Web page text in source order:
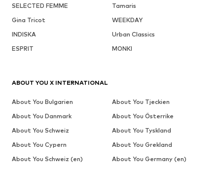
SELECTED FEMME
Tamaris
Gina Tricot
WEEKDAY
INDISKA
Urban Classics
ESPRIT
MONKI
ABOUT YOU X INTERNATIONAL
About You Bulgarien
About You Tjeckien
About You Danmark
About You Österrike
About You Schweiz
About You Tyskland
About You Cypern
About You Grekland
About You Schweiz (en)
About You Germany (en)